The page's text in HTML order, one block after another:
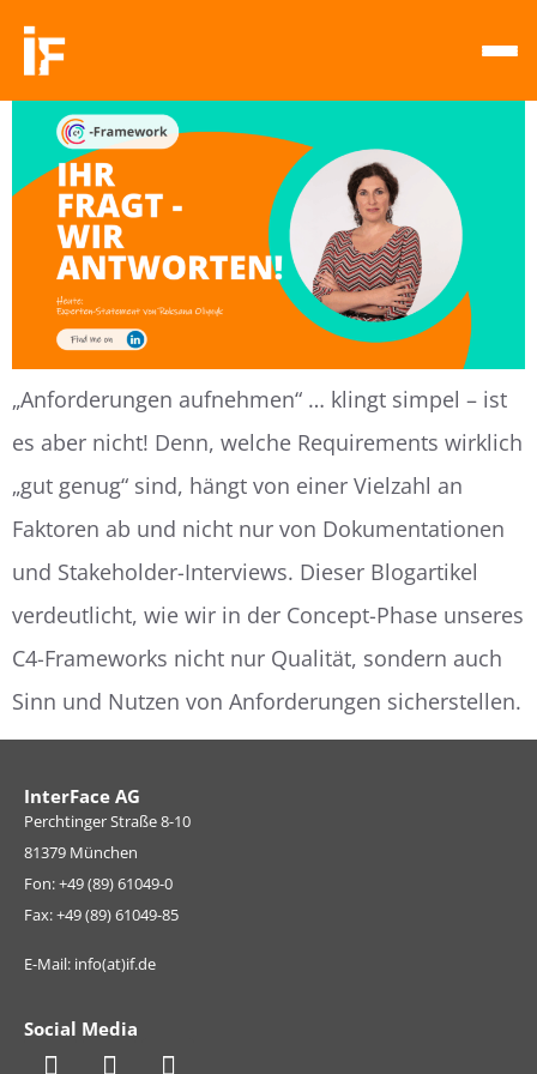
„Anforderungen aufnehmen“ … klingt simpel – ist
es aber nicht! Denn, welche Requirements wirklich
„gut genug“ sind, hängt von einer Vielzahl an
Faktoren ab und nicht nur von Dokumentationen
und Stakeholder-Interviews. Dieser Blogartikel
verdeutlicht, wie wir in der Concept-Phase unseres
C4-Frameworks nicht nur Qualität, sondern auch
Sinn und Nutzen von Anforderungen sicherstellen.
InterFace AG
Perchtinger Straße 8-10
81379 München
Fon: +49 (89) 61049-0
Fax: +49 (89) 61049-85
E-Mail: info(at)if.de
Social Media